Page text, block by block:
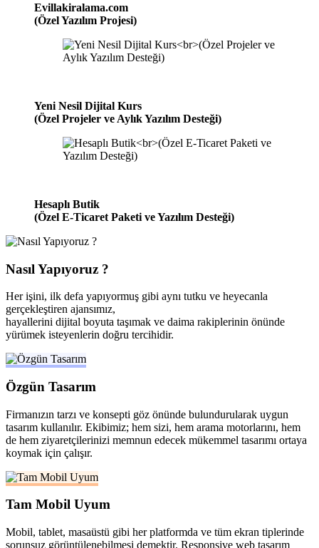
Evillakiralama.com
(Özel Yazılım Projesi)
Yeni Nesil Dijital Kurs
(Özel Projeler ve Aylık Yazılım Desteği)
Hesaplı Butik
(Özel E-Ticaret Paketi ve Yazılım Desteği)
Nasıl Yapıyoruz ?
Her işini, ilk defa yapıyormuş gibi aynı tutku ve heyecanla
gerçekleştiren ajansımız,
hayallerini dijital boyuta taşımak ve daima rakiplerinin önünde
yürümek isteyenlerin doğru tercihidir.
Özgün Tasarım
Firmanızın tarzı ve konsepti göz önünde bulundurularak uygun
tasarım kullanılır. Ekibimiz; hem sizi, hem arama motorlarını, hem
de hem ziyaretçilerinizi memnun edecek mükemmel tasarımı ortaya
koymak için çalışır.
Tam Mobil Uyum
Mobil, tablet, masaüstü gibi her platformda ve tüm ekran tiplerinde
sorunsuz görüntülenebilmesi demektir. Responsive web tasarım